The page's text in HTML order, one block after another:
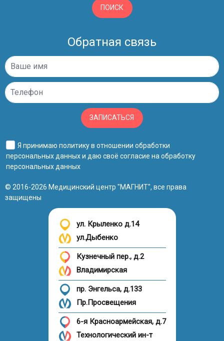
ПОИСК
Обратная связь
ЗАПИСАТЬСЯ
Я принимаю политику в отношении обработки
персональных данныхи даю своё согласие на обработку
персональных данных
© 2016-2026 Медицинский центр "МАГНИТ", все права
защищены
ул. Крыленко д.14
ул.Дыбенко
Кузнечный пер., д.2
Владимирская
пр. Энгельса, д.133
Пр.Просвещения
6-я Красноармейская, д.7
Технологический ин-т